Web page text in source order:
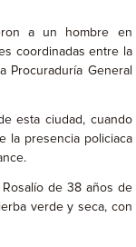
a un hombre en
coordinadas entre la
Procuraduría General
esta ciudad, cuando
la presencia policiaca
de 38 años de
verde y seca, con